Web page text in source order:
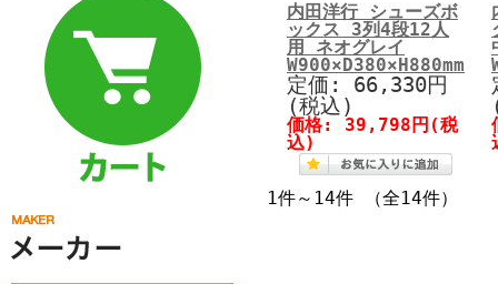
内田洋行 シューズボ
ックス 3列4段12人
用 ネオグレイ
W900×D380×H880mm
定価: 66,330円
(税込)
価格: 39,798円(税
込)
1件～14件 （全14件）